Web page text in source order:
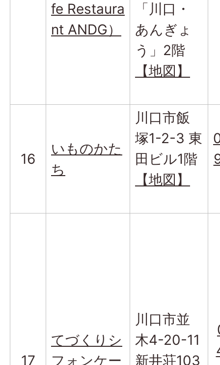
fe Restaura
nt ANDG）
「川口・
あんぎょ
う」2階
【地図】
16
いものかた
ち
川口市飯
塚1-2-3 東
田ビル1階
【地図】
17
てづくり シ
フォンケー
川口市並
木4-20-11
新井荘103